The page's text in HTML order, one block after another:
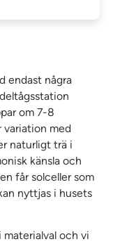
endast några
om 7-8
variation med
naturligt trä i
känsla och
får solceller som
nyttjas i husets
materialval och vi